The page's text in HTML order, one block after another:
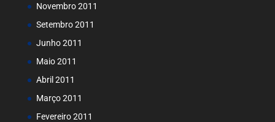
Novembro 2011
Setembro 2011
Junho 2011
Maio 2011
Abril 2011
Março 2011
Fevereiro 2011